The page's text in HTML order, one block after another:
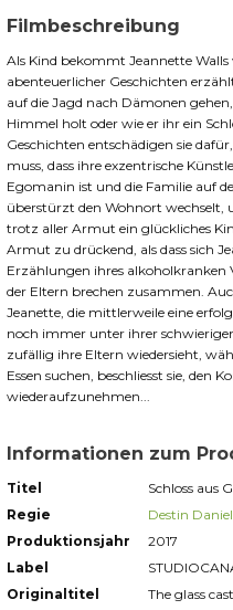
Filmbeschreibung
Als Kind bekommt Jeannette Walls
abenteuerlicher Geschichten
auf die Jagd nach Dämonen
Himmel holt oder wie er ihr ein
Geschichten entschädigen sie
muss, dass ihre exzentrische
Egomanin ist und die Familie auf
überstürzt den Wohnort wechselt,
trotz aller Armut ein glückliches
Armut zu drückend, als dass sich
Erzählungen ihres alkoholkranken
der Eltern brechen zusammen.
Jeanette, die mittlerweile eine
noch immer unter ihrer
zufällig ihre Eltern wiedersieht,
Essen suchen, beschliesst sie, den
wiederaufzunehmen...
Informationen zum
Titel
Schloss aus
Regie
Destin
Produktionsjahr
2017
Label
Originaltitel
The glass